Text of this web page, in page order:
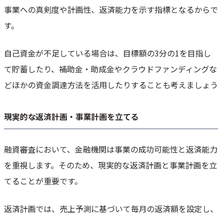
事業への真剣度や計画性、返済能力を示す指標となるからで
す。
自己資金が不足している場合は、目標額の3分の1を目指し
て貯蓄したり、補助金・助成金やクラウドファンディングな
どほかの資金調達方法を活用したりすることも考えましょう
現実的な返済計画・事業計画を立てる
融資審査において、金融機関は事業の成功可能性と返済能力
を重視します。そのため、現実的な返済計画と事業計画を立
てることが重要です。
返済計画では、売上予測に基づいて毎月の返済額を設定し、